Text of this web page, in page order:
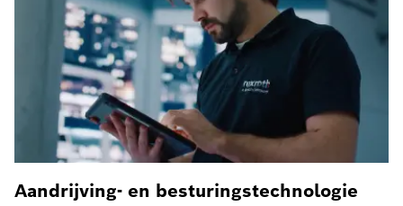
Aandrijving- en besturingstechnologie